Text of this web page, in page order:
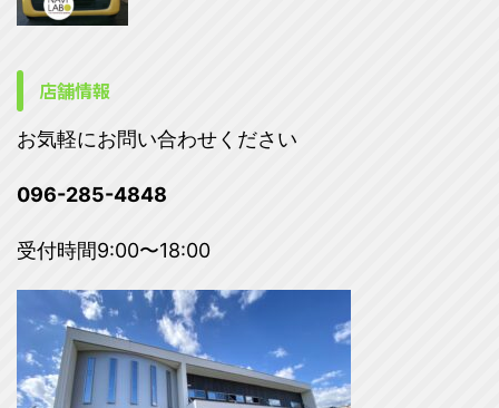
店舗情報
お気軽にお問い合わせください
096-285-4848
受付時間9:00〜18:00